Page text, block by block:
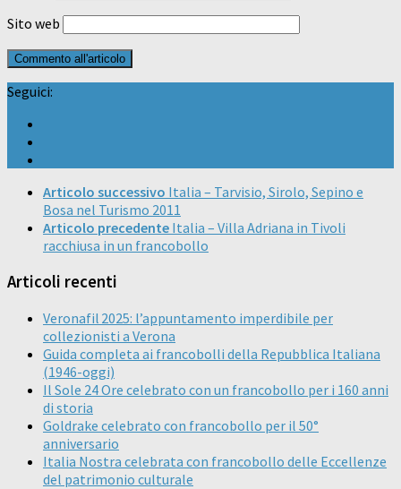
Sito web
Seguici:
Articolo successivo Italia – Tarvisio, Sirolo, Sepino e
Bosa nel Turismo 2011
Articolo precedente Italia – Villa Adriana in Tivoli
racchiusa in un francobollo
Articoli recenti
Veronafil 2025: l’appuntamento imperdibile per
collezionisti a Verona
Guida completa ai francobolli della Repubblica Italiana
(1946-oggi)
Il Sole 24 Ore celebrato con un francobollo per i 160 anni
di storia
Goldrake celebrato con francobollo per il 50°
anniversario
Italia Nostra celebrata con francobollo delle Eccellenze
del patrimonio culturale